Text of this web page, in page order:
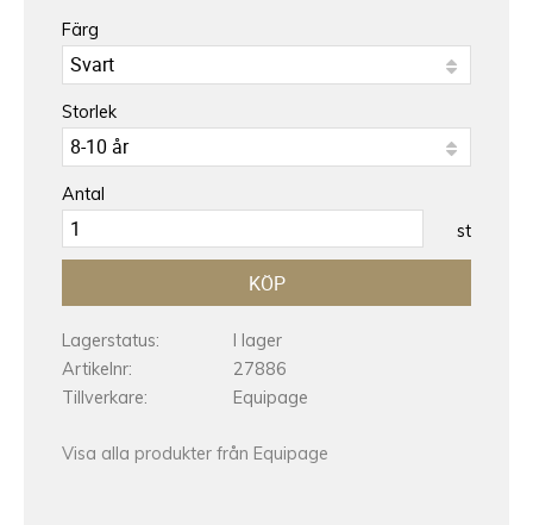
Färg
Storlek
Antal
st
KÖP
Lagerstatus
I lager
Artikelnr
27886
Tillverkare
Equipage
Visa alla produkter från Equipage